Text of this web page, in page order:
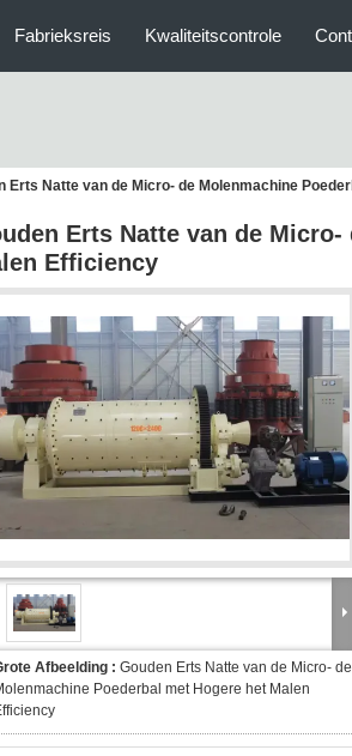
Fabrieksreis Kwaliteitscontrole
Erts Natte van de Micro- de Molenmachine
Erts Natte van de
Efficiency
Afbeelding : Gouden Erts Natte van de Micro- de
Poederbal met Hogere het Malen